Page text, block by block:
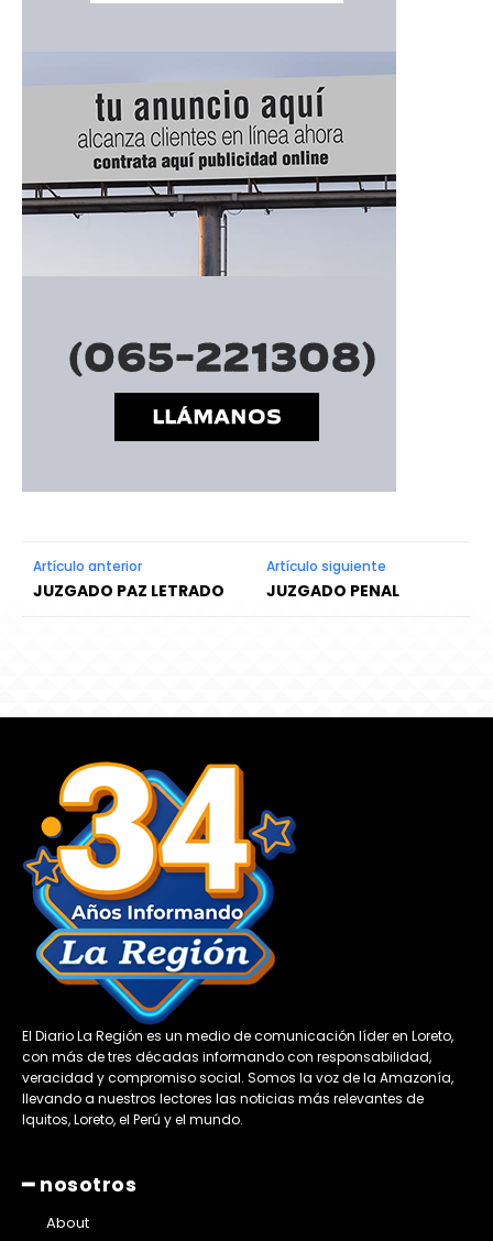
Artículo anterior
JUZGADO PAZ LETRADO
Artículo siguiente
JUZGADO PENAL
El Diario La Región es un medio de comunicación líder en Loreto,
con más de tres décadas informando con responsabilidad,
veracidad y compromiso social. Somos la voz de la Amazonía,
llevando a nuestros lectores las noticias más relevantes de
Iquitos, Loreto, el Perú y el mundo.
━ nosotros
About